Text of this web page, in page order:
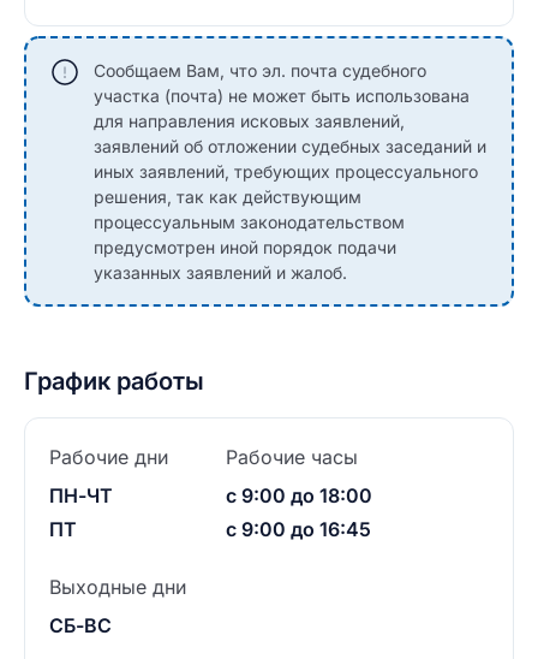
Сообщаем Вам, что эл. почта судебного
участка (почта) не может быть использована
для направления исковых заявлений,
заявлений об отложении судебных заседаний и
иных заявлений, требующих процессуального
решения, так как действующим
процессуальным законодательством
предусмотрен иной порядок подачи
указанных заявлений и жалоб.
График работы
Рабочие дни
ПН-ЧТ
ПТ
Рабочие часы
с 9:00 до 18:00
с 9:00 до 16:45
Выходные дни
СБ-ВС